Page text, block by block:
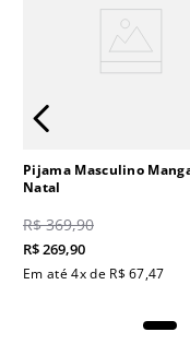
Pijama Masculino
Natal
R$ 369,90
R$269,90
Em até4x de R$ 67,47